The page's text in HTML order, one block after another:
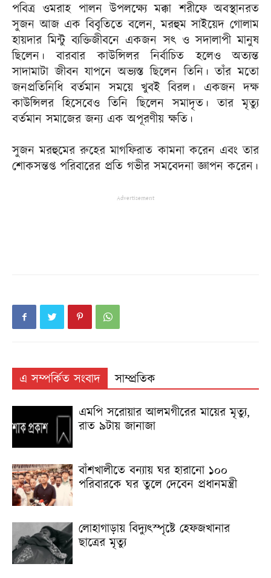
পবিত্র ওমরাহ পালন উপলক্ষ্যে মক্কা শরীফে অবস্থানরত
সুজন আজ এক বিবৃতিতে বলেন, মরহুম সাইয়েদ গোলাম
হায়দার মিন্টু ব্যক্তিজীবনে একজন সৎ ও সদালাপী মানুষ
ছিলেন। বারবার কাউন্সিলর নির্বাচিত হলেও অত্যন্ত
সাদামাটা জীবন যাপনে অভ্যস্ত ছিলেন তিনি। তাঁর মতো
জনপ্রতিনিধি বর্তমান সময়ে খুবই বিরল। একজন দক্ষ
কাউন্সিলর হিসেবেও তিনি ছিলেন সমাদৃত। তার মৃত্যু
বর্তমান সমাজের জন্য এক অপূরণীয় ক্ষতি।
সুজন মরহুমের রুহের মাগফিরাত কামনা করেন এবং তার
শোকসন্তপ্ত পরিবারের প্রতি গভীর সমবেদনা জ্ঞাপন করেন।
Advertisement
এ সম্পর্কিত সংবাদ
সাম্প্রতিক
এমপি সরোয়ার আলমগীরের মায়ের মৃত্যু,
রাত ৯টায় জানাজা
বাঁশখালীতে বন্যায় ঘর হারানো ১০০
পরিবারকে ঘর তুলে দেবেন প্রধানমন্ত্রী
লোহাগাড়ায় বিদ্যুৎস্পৃষ্টে হেফজখানার
ছাত্রের মৃত্যু